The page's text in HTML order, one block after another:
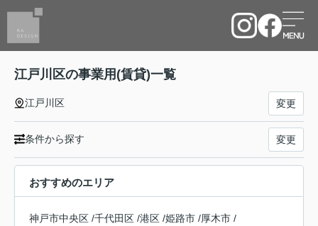
江戸川区の事業用(賃貸)一覧
江戸川区 変更
条件から探す 変更
おすすめのエリア
神戸市中央区 /千代田区 /港区 /姫路市 /厚木市 /